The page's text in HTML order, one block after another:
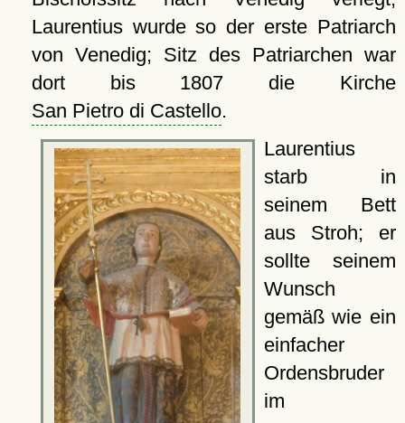
Laurentius wurde so der erste Patriarch
von Venedig; Sitz des Patriarchen war
dort bis 1807 die Kirche
San Pietro di Castello.
Laurentius
starb in
seinem Bett
aus Stroh; er
sollte seinem
Wunsch
gemäß wie ein
einfacher
Ordensbruder
im